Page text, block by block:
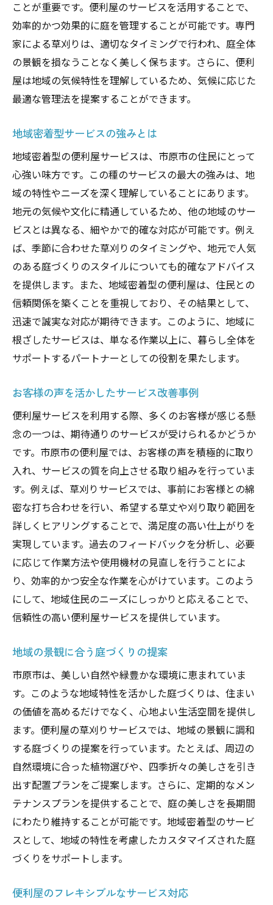
ことが重要です。便利屋のサービスを活用することで、
効率的かつ効果的に庭を管理することが可能です。専門
家による草刈りは、適切なタイミングで行われ、庭全体
の景観を損なうことなく美しく保ちます。さらに、便利
屋は地域の気候特性を理解しているため、気候に応じた
最適な管理法を提案することができます。
地域密着型サービスの強みとは
地域密着型の便利屋サービスは、市原市の住民にとって
心強い味方です。この種のサービスの最大の強みは、地
域の特性やニーズを深く理解していることにあります。
地元の気候や文化に精通しているため、他の地域のサー
ビスとは異なる、細やかで的確な対応が可能です。例え
ば、季節に合わせた草刈りのタイミングや、地元で人気
のある庭づくりのスタイルについても的確なアドバイス
を提供します。また、地域密着型の便利屋は、住民との
信頼関係を築くことを重視しており、その結果として、
迅速で誠実な対応が期待できます。このように、地域に
根ざしたサービスは、単なる作業以上に、暮らし全体を
サポートするパートナーとしての役割を果たします。
お客様の声を活かしたサービス改善事例
便利屋サービスを利用する際、多くのお客様が感じる懸
念の一つは、期待通りのサービスが受けられるかどうか
です。市原市の便利屋では、お客様の声を積極的に取り
入れ、サービスの質を向上させる取り組みを行っていま
す。例えば、草刈りサービスでは、事前にお客様との綿
密な打ち合わせを行い、希望する草丈や刈り取り範囲を
詳しくヒアリングすることで、満足度の高い仕上がりを
実現しています。過去のフィードバックを分析し、必要
に応じて作業方法や使用機材の見直しを行うことによ
り、効率的かつ安全な作業を心がけています。このよう
にして、地域住民のニーズにしっかりと応えることで、
信頼性の高い便利屋サービスを提供しています。
地域の景観に合う庭づくりの提案
市原市は、美しい自然や緑豊かな環境に恵まれていま
す。このような地域特性を活かした庭づくりは、住まい
の価値を高めるだけでなく、心地よい生活空間を提供し
ます。便利屋の草刈りサービスでは、地域の景観に調和
する庭づくりの提案を行っています。たとえば、周辺の
自然環境に合った植物選びや、四季折々の美しさを引き
出す配置プランをご提案します。さらに、定期的なメン
テナンスプランを提供することで、庭の美しさを長期間
にわたり維持することが可能です。地域密着型のサービ
スとして、地域の特性を考慮したカスタマイズされた庭
づくりをサポートします。
便利屋のフレキシブルなサービス対応